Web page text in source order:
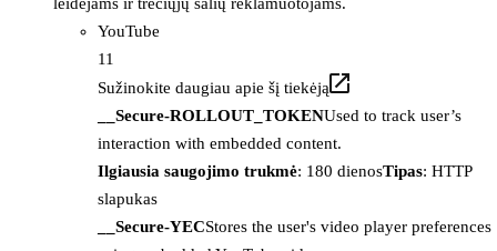
YouTube
11
Sužinokite daugiau apie šį tiekėją
__Secure-ROLLOUT_TOKENUsed to track user’s
interaction with embedded content.
Ilgiausia saugojimo trukmė: 180 dienosTipas: HTTP
slapukas
__Secure-YECStores the user's video player preferences